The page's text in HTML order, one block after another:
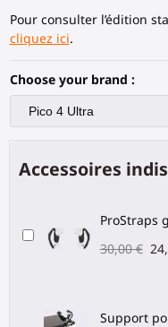
Pour consulter l’édition
cliquez ici.
Choose your brand :
Accessoires
ProStraps
30,00 €
Support